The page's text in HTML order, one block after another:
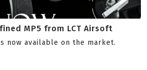
MP5 from LCT Airsoft
now available on the market.